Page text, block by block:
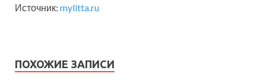
Источник: mylitta.ru
ПОХОЖИЕ ЗАПИСИ